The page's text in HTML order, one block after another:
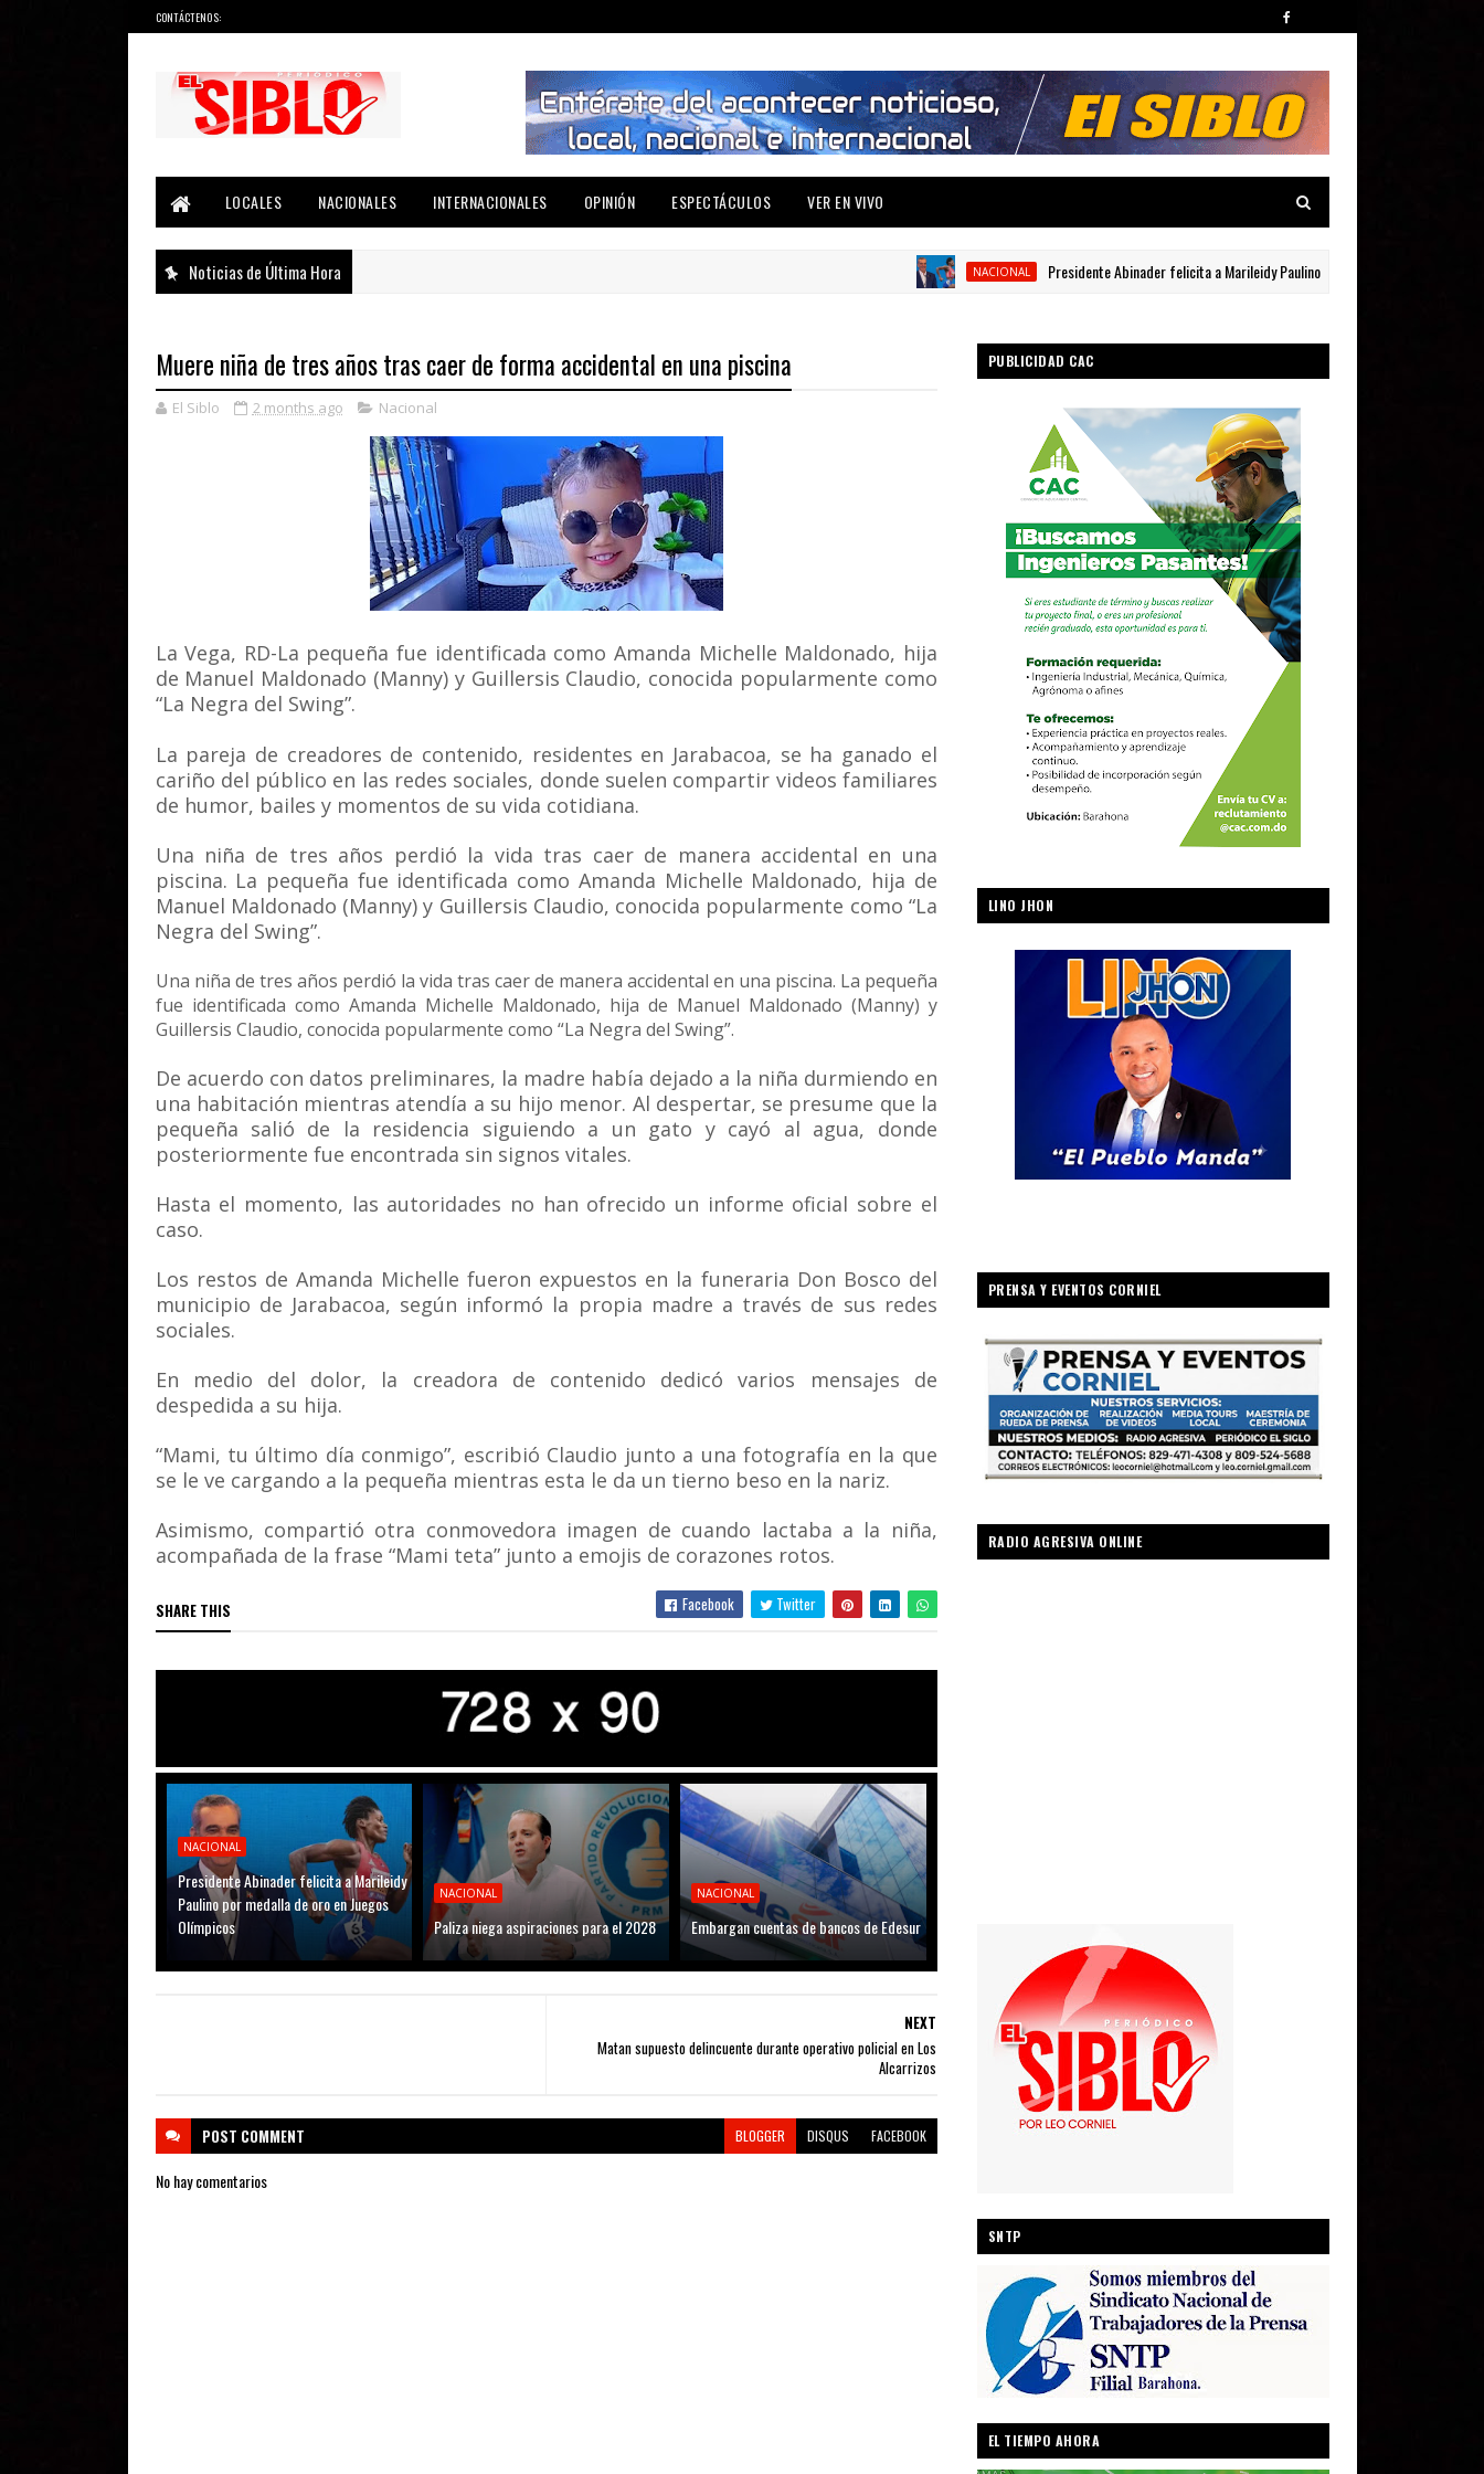
CONTÁCTENOS:
LOCALES
NACIONALES INTERNACIONALES OPINIÓN ESPECTÁCULOS VER EN VIVO
Noticias de Última Hora NACIONAL Presidente Abinader felicita a Marileidy Paulino por medalla de oro en Juegos
Muere niña de tres años tras caer de forma accidental en una piscina
El Siblo 2 months ago Nacional
La Vega, RD-La pequeña fue identificada como Amanda Michelle Maldonado, hija
de Manuel Maldonado (Manny) y Guillersis Claudio, conocida popularmente como
“La Negra del Swing”.
La pareja de creadores de contenido, residentes en Jarabacoa, se ha ganado el
cariño del público en las redes sociales, donde suelen compartir videos familiares
de humor, bailes y momentos de su vida cotidiana.
Una niña de tres años perdió la vida tras caer de manera accidental en una
piscina. La pequeña fue identificada como Amanda Michelle Maldonado, hija de
Manuel Maldonado (Manny) y Guillersis Claudio, conocida popularmente como “La
Negra del Swing”.
Una niña de tres años perdió la vida tras caer de manera accidental en una piscina. La pequeña
fue identificada como Amanda Michelle Maldonado, hija de Manuel Maldonado (Manny) y
Guillersis Claudio, conocida popularmente como “La Negra del Swing”.
De acuerdo con datos preliminares, la madre había dejado a la niña durmiendo en
una habitación mientras atendía a su hijo menor. Al despertar, se presume que la
pequeña salió de la residencia siguiendo a un gato y cayó al agua, donde
posteriormente fue encontrada sin signos vitales.
Hasta el momento, las autoridades no han ofrecido un informe oficial sobre el
caso.
Los restos de Amanda Michelle fueron expuestos en la funeraria Don Bosco del
municipio de Jarabacoa, según informó la propia madre a través de sus redes
sociales.
En medio del dolor, la creadora de contenido dedicó varios mensajes de
despedida a su hija.
“Mami, tu último día conmigo”, escribió Claudio junto a una fotografía en la que
se le ve cargando a la pequeña mientras esta le da un tierno beso en la nariz.
Asimismo, compartió otra conmovedora imagen de cuando lactaba a la niña,
acompañada de la frase “Mami teta” junto a emojis de corazones rotos.
SHARE THIS Facebook Twitter
NACIONAL
Presidente Abinader felicita a Marileidy
Paulino por medalla de oro en Juegos
Olímpicos
NACIONAL
Paliza niega aspiraciones para el 2028
NACIONAL
Embargan cuentas de bancos de Edesur
NEXT
Matan supuesto delincuente durante operativo policial en Los
Alcarrizos
POST COMMENT BLOGGER DISQUS FACEBOOK
No hay comentarios
PUBLICIDAD CAC
LINO JHON
PRENSA Y EVENTOS CORNIEL
RADIO AGRESIVA ONLINE
SNTP
EL TIEMPO AHORA